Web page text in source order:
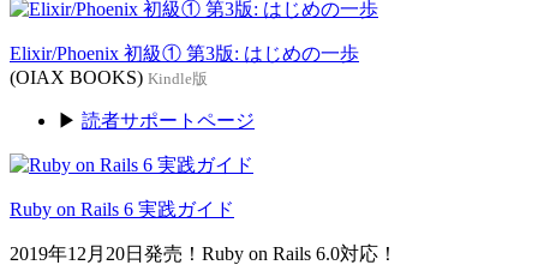
Elixir/Phoenix 初級① 第3版: はじめの一歩
(OIAX BOOKS) Kindle版
▶ 読者サポートページ
Ruby on Rails 6 実践ガイド
2019年12月20日発売！Ruby on Rails 6.0対応！